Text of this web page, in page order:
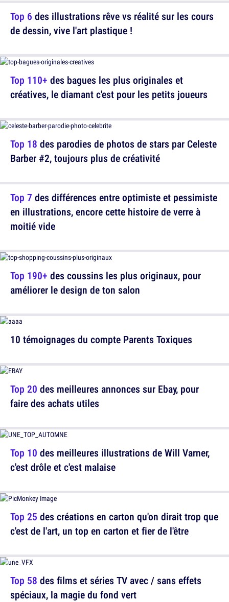
Top 110+ des bagues les plus originales et
créatives, le diamant c'est pour les petits joueurs
Top 7 des différences entre optimiste et pessimiste
en illustrations, encore cette histoire de verre à
moitié vide
10 témoignages du compte Parents Toxiques
Top 10 des meilleures illustrations de Will Varner,
c'est drôle et c'est malaise
Top 58 des films et séries TV avec / sans effets
spéciaux, la magie du fond vert
Top 6 des illustrations rêve vs réalité sur les cours
de dessin, vive l'art plastique !
Top 18 des parodies de photos de stars par Celeste
Barber #2, toujours plus de créativité
Top 190+ des coussins les plus originaux, pour
améliorer le design de ton salon
Top 20 des meilleures annonces sur Ebay, pour
faire des achats utiles
Top 25 des créations en carton qu'on dirait trop que
c'est de l'art, un top en carton et fier de l'être